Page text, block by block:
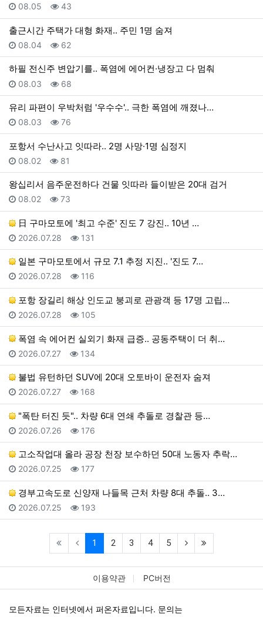
등록일
08.05 조회
43
출근시간 주택가 대형 화재.. 주민 1명 숨져
등록일
08.04 조회
62
하필 전신주 변압기를.. 폭염에 에어컨·냉장고 다 멈춰
등록일
08.03 조회
68
유리 파편이 우박처럼 '우수수'.. 극한 폭염에 깨졌나…
등록일
08.03 조회
76
포항서 수난사고 잇따라.. 2명 사망·1명 심정지
등록일
08.02 조회
81
왕십리서 음주운전하다 건물 잇따라 들이받은 20대 검거
등록일
08.02 조회
73
日 구마모토에 '최고 수준' 진도 7 강진.. 10년 …
등록일
2026.07.28 조회
131
일본 구마모토에서 규모 7.1 추정 지진.. '진도 7…
등록일
2026.07.28 조회
116
포항 장길리 해상 인도교 붕괴로 관광객 등 17명 고립…
등록일
2026.07.28 조회
105
폭염 속 에어컨 실외기 화재 급증.. 공동주택이 더 취…
등록일
2026.07.27 조회
134
불법 유턴하던 SUV에 20대 오토바이 운전자 숨져
등록일
2026.07.27 조회
168
"폭탄 터진 듯".. 차량 6대 연쇄 추돌로 경찰관 등…
등록일
2026.07.26 조회
176
고소작업대 올라 공장 천장 보수하던 50대 노동자 추락…
등록일
2026.07.25 조회
177
경부고속도로 신양재 나들목 근처 차량 8대 추돌.. 3…
등록일
2026.07.25 조회
193
1 (current)
2 3 4 5 (next)
이용약관 PC버전
모든자료는 인터넷에서 퍼온자료입니다. 문의는